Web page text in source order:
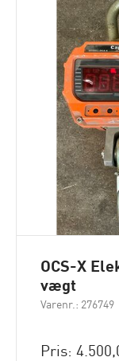
OCS-X
vægt
Varenr.: 276749
Pris: